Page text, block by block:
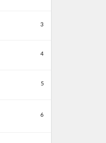
3
4
5
6